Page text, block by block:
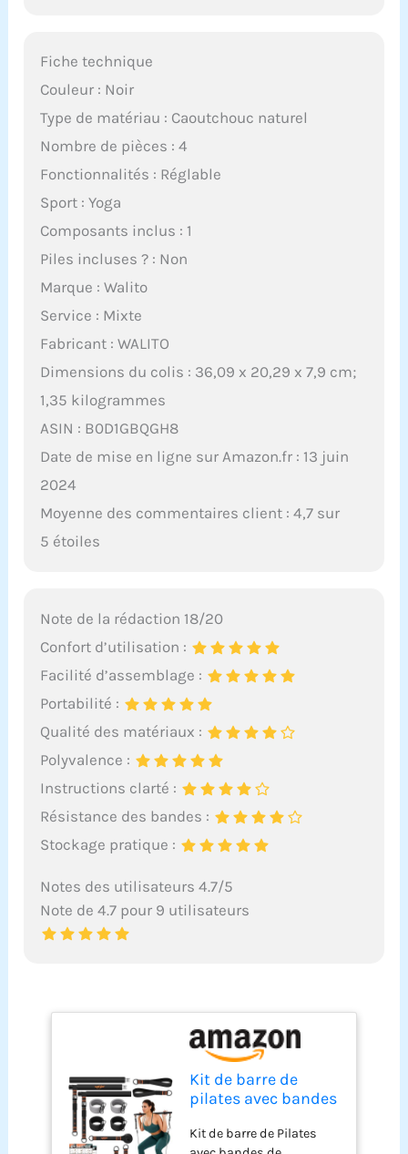
Fiche technique
Couleur : Noir
Type de matériau : Caoutchouc naturel
Nombre de pièces : 4
Fonctionnalités : Réglable
Sport : Yoga
Composants inclus : 1
Piles incluses ? : Non
Marque : Walito
Service : Mixte
Fabricant : WALITO
Dimensions du colis : 36,09 x 20,29 x 7,9 cm;
1,35 kilogrammes
ASIN : B0D1GBQGH8
Date de mise en ligne sur Amazon.fr : 13 juin
2024
Moyenne des commentaires client : 4,7 sur
5 étoiles
Note de la rédaction 18/20
Confort d’utilisation :
Facilité d’assemblage :
Portabilité :
Qualité des matériaux :
Polyvalence :
Instructions clarté :
Résistance des bandes :
Stockage pratique :
Notes des utilisateurs 4.7/5
Note de 4.7 pour 9 utilisateurs
Kit de barre de
pilates avec bandes
de yoga
Kit de barre de Pilates